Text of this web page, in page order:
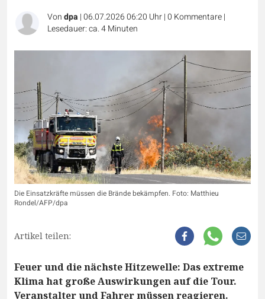
Vondpa |06.07.2026 06:20 Uhr|0 Kommentare|
Lesedauer: ca. 4 Minuten
Die Einsatzkräfte müssen die Brände bekämpfen. Foto: Matthieu
Rondel/AFP/dpa
Artikel teilen:
Feuer und die nächste Hitzewelle: Das extreme
Klima hat große Auswirkungen auf die Tour.
Veranstalter und Fahrer müssen reagieren.